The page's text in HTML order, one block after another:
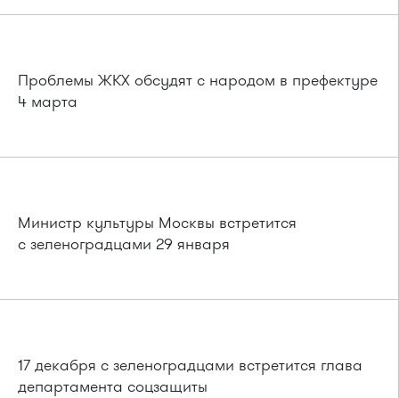
Проблемы ЖКХ обсудят с народом в префектуре
4 марта
Министр культуры Москвы встретится
с зеленоградцами 29 января
17 декабря с зеленоградцами встретится глава
департамента соцзащиты